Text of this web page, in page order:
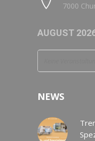
7000
AUGUST
NEWS